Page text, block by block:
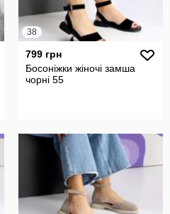
38
799 грн
Босоніжки жіночі замша
чорні 55